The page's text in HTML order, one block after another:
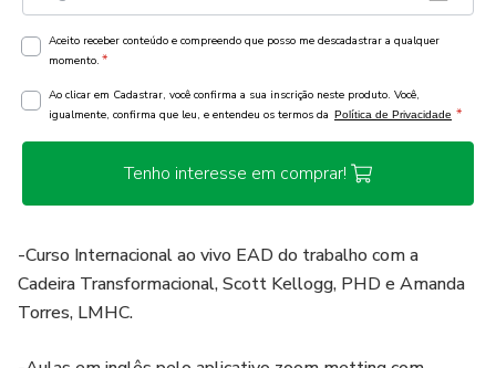
Aceito receber conteúdo e compreendo que posso me descadastrar a qualquer
momento. *
Ao clicar em Cadastrar, você confirma a sua inscrição neste produto. Você,
igualmente, confirma que leu, e entendeu os termos da Política de Privacidade *
Tenho interesse em comprar!
-Curso Internacional ao vivo EAD do trabalho com a
Cadeira Transformacional, Scott Kellogg, PHD e Amanda
Torres, LMHC.